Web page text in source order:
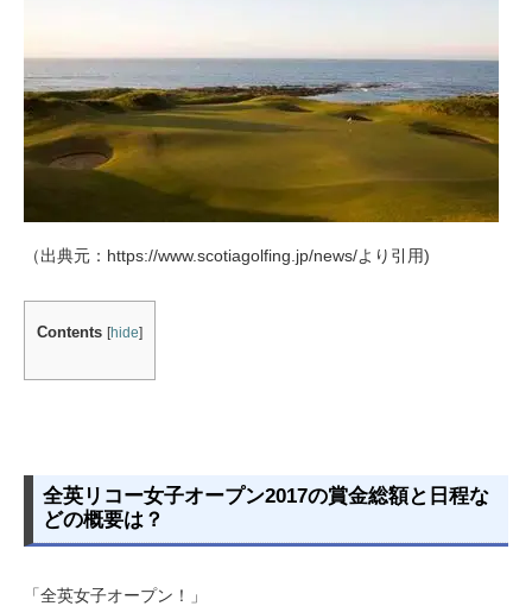
（出典元：https://www.scotiagolfing.jp/news/より引用)
Contents [hide]
全英リコー女子オープン2017の賞金総額と日程な
どの概要は？
「全英女子オープン！」